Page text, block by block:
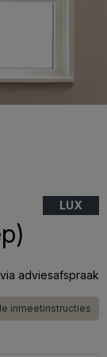
LUX
adviesafspraak
inmeetinstructies